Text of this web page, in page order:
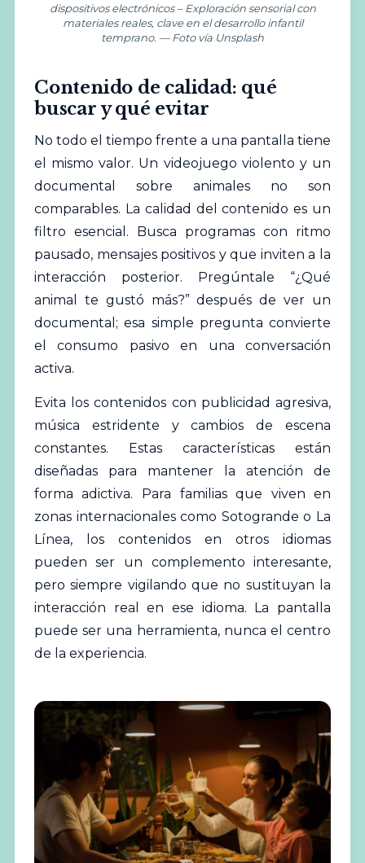
dispositivos electrónicos – Exploración sensorial con
materiales reales, clave en el desarrollo infantil
temprano. — Foto vía Unsplash
Contenido de calidad: qué
buscar y qué evitar
No todo el tiempo frente a una pantalla tiene
el mismo valor. Un videojuego violento y un
documental sobre animales no son
comparables. La calidad del contenido es un
filtro esencial. Busca programas con ritmo
pausado, mensajes positivos y que inviten a la
interacción posterior. Pregúntale “¿Qué
animal te gustó más?” después de ver un
documental; esa simple pregunta convierte
el consumo pasivo en una conversación
activa.
Evita los contenidos con publicidad agresiva,
música estridente y cambios de escena
constantes. Estas características están
diseñadas para mantener la atención de
forma adictiva. Para familias que viven en
zonas internacionales como Sotogrande o La
Línea, los contenidos en otros idiomas
pueden ser un complemento interesante,
pero siempre vigilando que no sustituyan la
interacción real en ese idioma. La pantalla
puede ser una herramienta, nunca el centro
de la experiencia.